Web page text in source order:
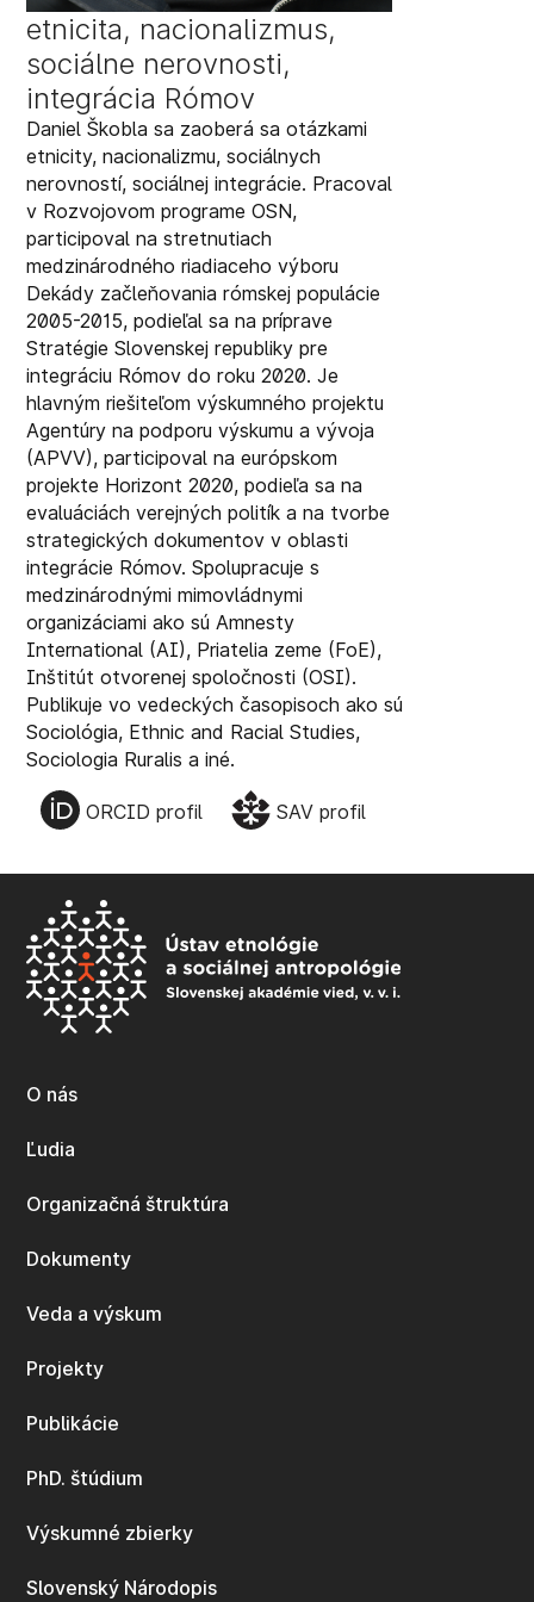
etnicita, nacionalizmus,
sociálne nerovnosti,
integrácia Rómov
Daniel Škobla sa zaoberá sa otázkami
etnicity, nacionalizmu, sociálnych
nerovností, sociálnej integrácie. Pracoval
v Rozvojovom programe OSN,
participoval na stretnutiach
medzinárodného riadiaceho výboru
Dekády začleňovania rómskej populácie
2005-2015, podieľal sa na príprave
Stratégie Slovenskej republiky pre
integráciu Rómov do roku 2020. Je
hlavným riešiteľom výskumného projektu
Agentúry na podporu výskumu a vývoja
(APVV), participoval na európskom
projekte Horizont 2020, podieľa sa na
evaluáciách verejných politík a na tvorbe
strategických dokumentov v oblasti
integrácie Rómov. Spolupracuje s
medzinárodnými mimovládnymi
organizáciami ako sú Amnesty
International (AI), Priatelia zeme (FoE),
Inštitút otvorenej spoločnosti (OSI).
Publikuje vo vedeckých časopisoch ako sú
Sociológia, Ethnic and Racial Studies,
Sociologia Ruralis a iné.
ORCID profil SAV profil
O nás
Ľudia
Organizačná štruktúra
Dokumenty
Veda a výskum
Projekty
Publikácie
PhD. štúdium
Výskumné zbierky
Slovenský Národopis